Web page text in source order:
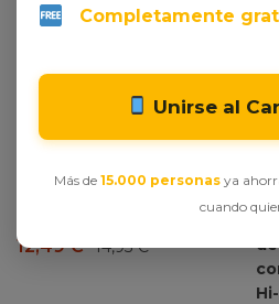
Huevo masturbador
Sexuales Hombre |
Estructuras moldeadas
flexibles para el máximo
placer | Tacto realista |
necesita lubricante |
masturbador masculino
12,49€ 14,95€
Completamente
Unirse al
Más de 15.000 personas ya
cuando